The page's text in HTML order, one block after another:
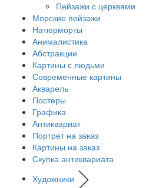
Пейзажи с церквями
Морские пейзажи
Натюрморты
Анималистика
Абстракции
Картины с людьми
Современные картины
Акварель
Постеры
Графика
Антиквариат
Портрет на заказ
Картины на заказ
Скупка антиквариата
Художники